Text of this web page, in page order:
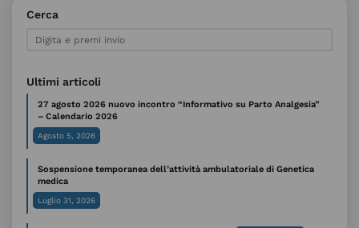
Cerca
Ultimi articoli
27 agosto 2026 nuovo incontro “Informativo su Parto Analgesia”
– Calendario 2026
Agosto 5, 2026
Sospensione temporanea dell’attività ambulatoriale di Genetica
medica
Luglio 31, 2026